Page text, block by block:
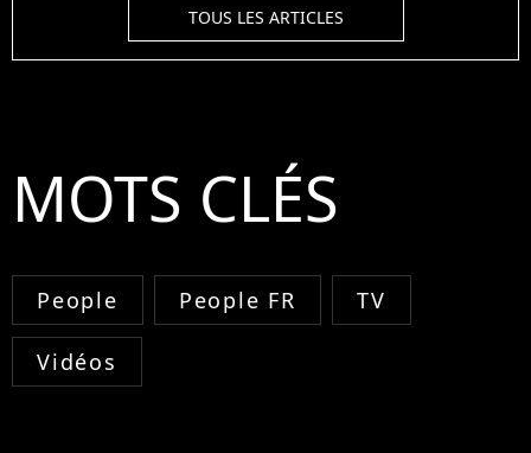
TOUS LES ARTICLES
MOTS CLÉS
People People FR TV
Vidéos